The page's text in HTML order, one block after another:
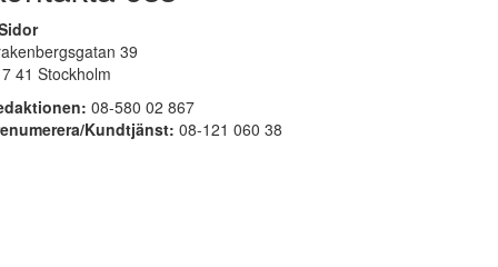
39
41 Stockholm
08-580 02 867
Kundtjänst: 08-121 060 38